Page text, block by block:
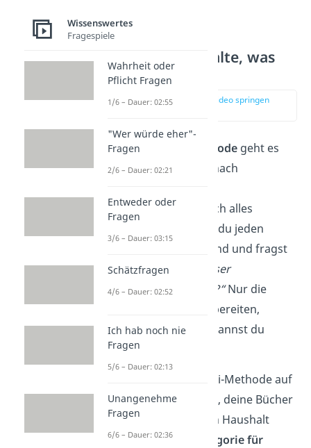
KonMari — Behalte, was
Freude macht
zur Stelle im Video springen
Bei der KonMari-Methode geht es
darum, seinen Besitz nach
beurteilen. Statt einfach alles
auszusortieren, hältst du jeden
Gegenstand in der Hand und fragst
dich:„Macht mich dieser
Gegenstand glücklich?“Nur die
Dinge, die dir Freude bereiten,
bleiben. Alles andere kannst du
loslassen.
Du kannst die KonMari-Methode auf
deinen Kleiderschrank, deine Bücher
oder deinen gesamten Haushalt
anwenden. Gehe
Kategorie für
Wissenswertes
Fragespiele
Wahrheit oder
Pflicht Fragen
1/6 – Dauer: 02:55
"Wer würde eher"-
Fragen
2/6 – Dauer: 02:21
Entweder oder
Fragen
3/6 – Dauer: 03:15
Schätzfragen
4/6 – Dauer: 02:52
Ich hab noch nie
Fragen
5/6 – Dauer: 02:13
Unangenehme
Fragen
6/6 – Dauer: 02:36